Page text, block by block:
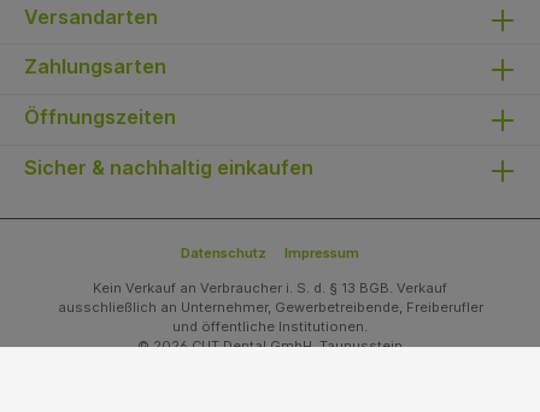
Versandarten
Zahlungsarten
Öffnungszeiten
Sicher & nachhaltig einkaufen
Datenschutz Impressum
Kein Verkauf an Verbraucher i. S. d. § 13 BGB. Verkauf
ausschließlich an Unternehmer, Gewerbetreibende, Freiberufler
und öffentliche Institutionen.
© 2026 CUT Dental GmbH, Taunusstein